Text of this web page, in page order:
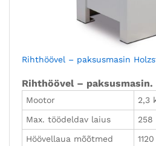
Rihthöövel – paksusmasin
Rihthöövel – paksusmasin.
Mootor
2,3
Max. töödeldav laius
258
Höövellaua mõõtmed